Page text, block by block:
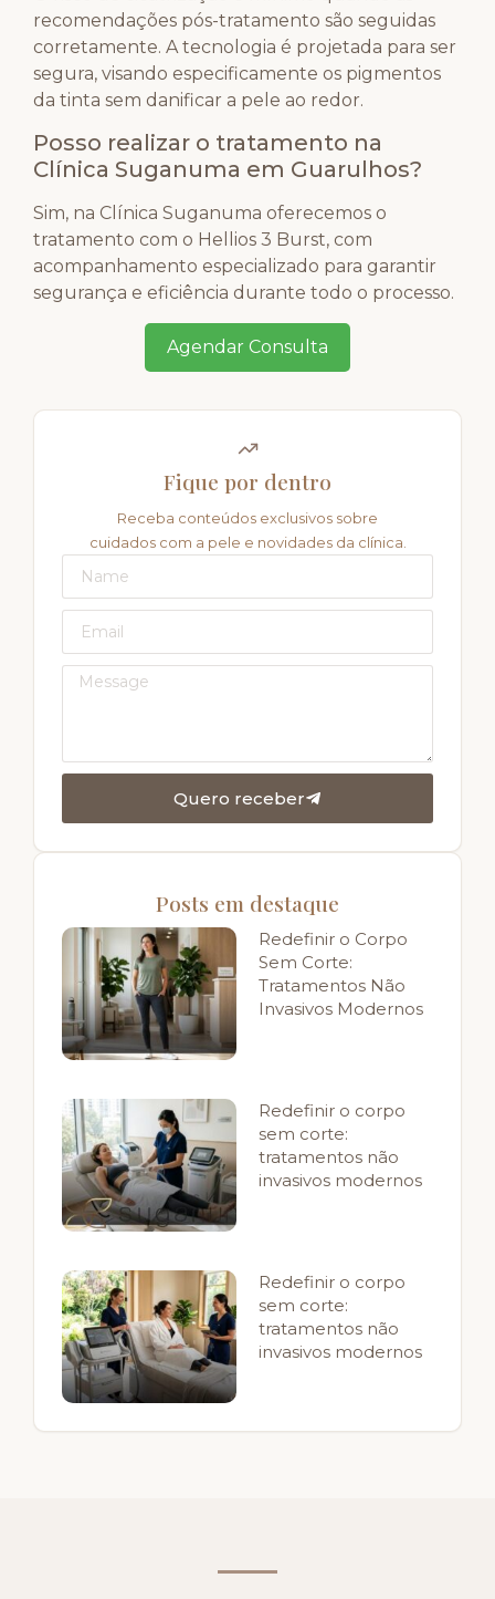
recomendações pós-tratamento são seguidas
corretamente. A tecnologia é projetada para ser
segura, visando especificamente os pigmentos
da tinta sem danificar a pele ao redor.
Posso realizar o tratamento na
Clínica Suganuma em Guarulhos?
Sim, na Clínica Suganuma oferecemos o
tratamento com o Hellios 3 Burst, com
acompanhamento especializado para garantir
segurança e eficiência durante todo o processo.
Agendar Consulta
Fique por dentro
Receba conteúdos exclusivos sobre
cuidados com a pele e novidades da clínica.
Quero receber
Posts em destaque
Redefinir o Corpo
Sem Corte:
Tratamentos Não
Invasivos Modernos
Redefinir o corpo
sem corte:
tratamentos não
invasivos modernos
Redefinir o corpo
sem corte:
tratamentos não
invasivos modernos